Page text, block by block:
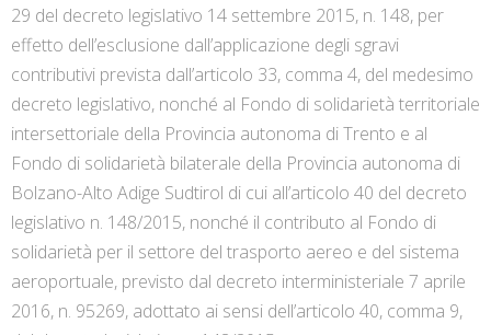
29 del decreto legislativo 14 settembre 2015, n. 148, per
effetto dell’esclusione dall’applicazione degli sgravi
contributivi prevista dall’articolo 33, comma 4, del medesimo
decreto legislativo, nonché al Fondo di solidarietà territoriale
intersettoriale della Provincia autonoma di Trento e al
Fondo di solidarietà bilaterale della Provincia autonoma di
Bolzano-Alto Adige Sudtirol di cui all’articolo 40 del decreto
legislativo n. 148/2015, nonché il contributo al Fondo di
solidarietà per il settore del trasporto aereo e del sistema
aeroportuale, previsto dal decreto interministeriale 7 aprile
2016, n. 95269, adottato ai sensi dell’articolo 40, comma 9,